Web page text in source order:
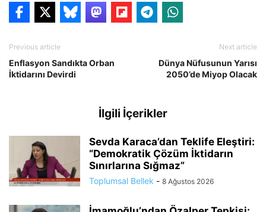
Previous article
Enflasyon Sandıkta Orban
İktidarını Devirdi
Next article
Dünya Nüfusunun Yarısı
2050’de Miyop Olacak
İlgili İçerikler
Sevda Karaca’dan Teklife Eleştiri:
“Demokratik Çözüm İktidarın
Sınırlarına Sığmaz”
Toplumsal Bellek - 8 Ağustos 2026